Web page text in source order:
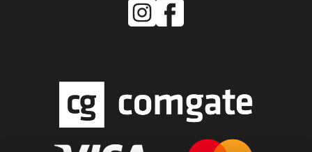
mielecentervlasek
Miele
Center